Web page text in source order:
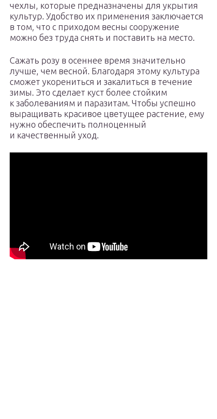
чехлы, которые предназначены для укрытия
культур. Удобство их применения заключается
в том, что с приходом весны сооружение
можно без труда снять и поставить на место.
Сажать розу в осеннее время значительно
лучше, чем весной. Благодаря этому культура
сможет укорениться и закалиться в течение
зимы. Это сделает куст более стойким
к заболеваниям и паразитам. Чтобы успешно
выращивать красивое цветущее растение, ему
нужно обеспечить полноценный
и качественный уход.